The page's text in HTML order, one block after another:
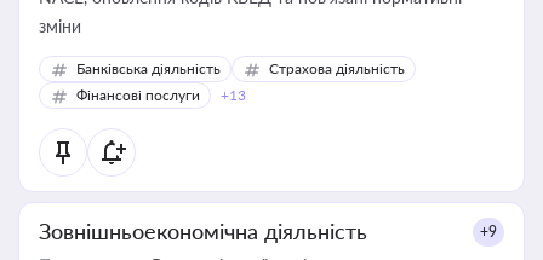
зміни
Банківська діяльність
Страхова діяльність
Фінансові послуги
+13
Зовнішньоекономічна діяльність +9